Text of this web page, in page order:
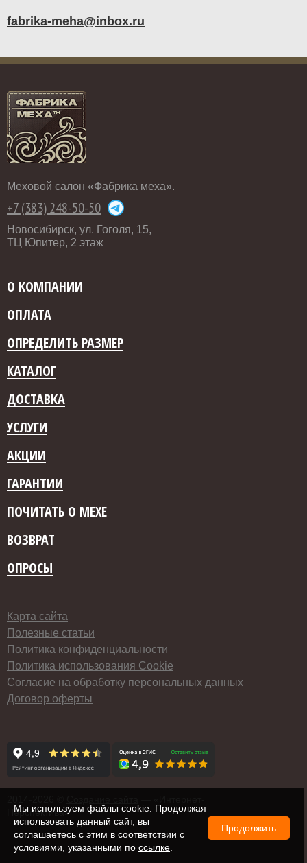
fabrika-meha@inbox.ru
Меховой салон «Фабрика меха».
+7 (383) 248-50-50
Новосибирск, ул. Гоголя, 15,
ТЦ Юпитер, 2 этаж
О КОМПАНИИ
ОПЛАТА
ОПРЕДЕЛИТЬ РАЗМЕР
КАТАЛОГ
ДОСТАВКА
УСЛУГИ
АКЦИИ
ГАРАНТИИ
ПОЧИТАТЬ О МЕХЕ
ВОЗВРАТ
ОПРОСЫ
Карта сайта
Полезные статьи
Политика конфиденциальности
Политика использования Cookie
Согласие на обработку персональных данных
Договор оферты
Перспектива»
Мы используем файлы cookie. Продолжая
использовать данный сайт, вы
соглашаетесь с этим в соответствии с
условиями, указанными по ссылке
Продолжить